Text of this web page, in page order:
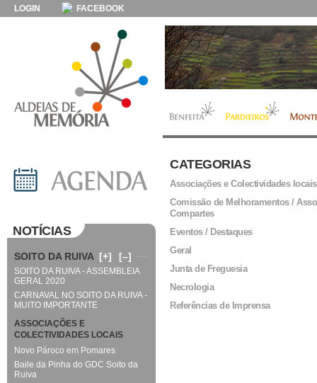
LOGIN FACEBOOK
CATEGORIAS
Associações e Colectividades locais
Comissão de Melhoramentos /
Compartes
Eventos / Destaques
Geral
Junta de Freguesia
Necrologia
Referências de Imprensa
NOTÍCIAS
SOITO DA RUIVA [+] [–]
SOITO DA RUIVA - ASSEMBLEIA
GERAL 2020
CARNAVAL NO SOITO DA RUIVA -
MUITO IMPORTANTE
ASSOCIAÇÕES E
COLECTIVIDADES LOCAIS
Novo Pároco em Pomares
Baile da Pinha do GDC Soito da
Ruiva